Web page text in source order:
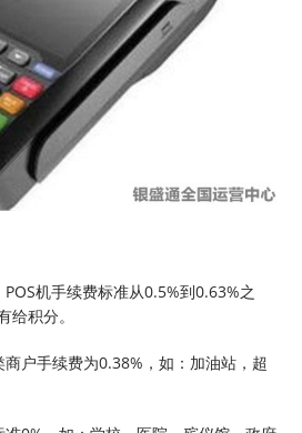
机手续费标准从0.5%到0.63%之
给积分。
户手续费为0.38%，如：加油站，超